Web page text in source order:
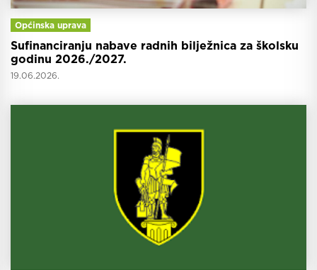
Općinska uprava
Sufinanciranju nabave radnih bilježnica za školsku
godinu 2026./2027.
19.06.2026.